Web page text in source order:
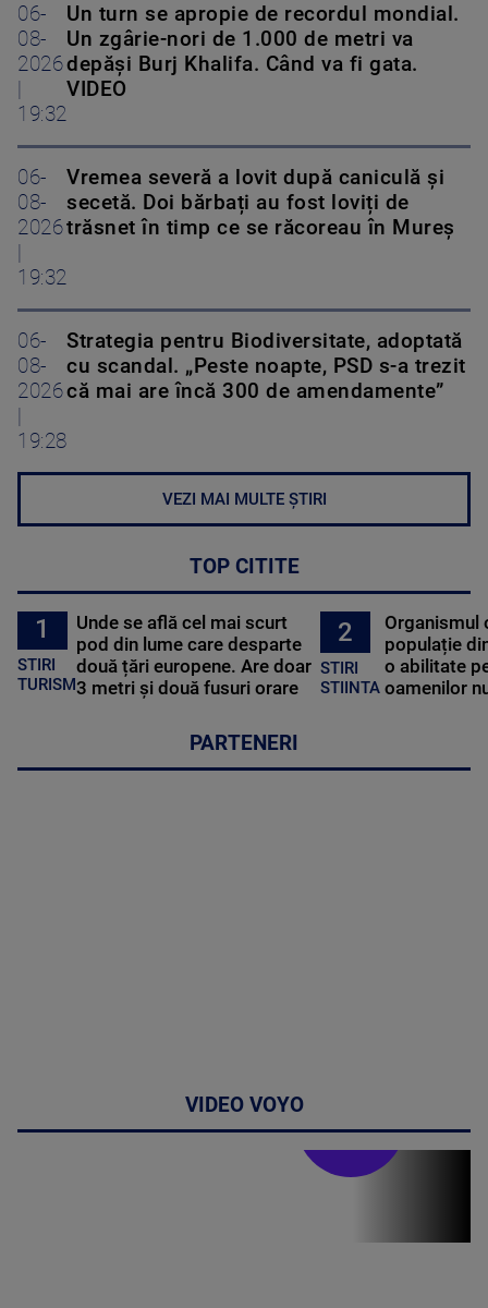
06-
08-
2026
19:32
Un turn se apropie de recordul mondial.
Un zgârie-nori de 1.000 de metri va
depăși Burj Khalifa. Când va fi gata.
VIDEO
06-
08-
2026
19:32
Vremea severă a lovit după caniculă și
secetă. Doi bărbați au fost loviți de
trăsnet în timp ce se răcoreau în Mureș
06-
08-
2026
19:28
Strategia pentru Biodiversitate, adoptată
cu scandal. „Peste noapte, PSD s-a trezit
că mai are încă 300 de amendamente”
VEZI MAI MULTE ȘTIRI
TOP CITITE
1
STIRI
TURISM
Unde se află cel mai scurt
pod din lume care desparte
două țări europene. Are doar
3 metri și două fusuri orare
2
STIRI
STIINTA
Organismul
populație
o abilitate
oamenilor
PARTENERI
VIDEO VOYO